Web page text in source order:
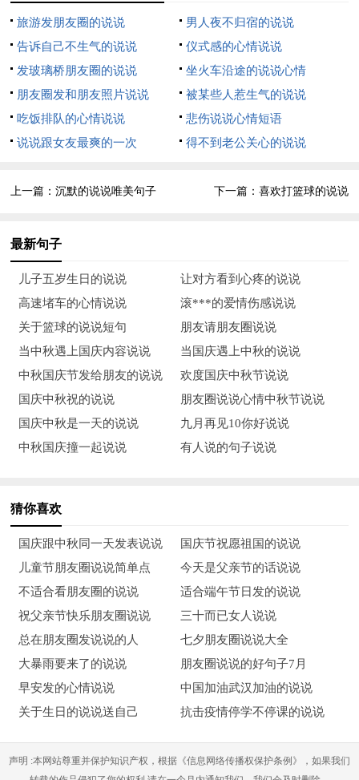
7、身材五大三粗，脸盘圆圆呼呼，走路艰难好似上树，找个女
伴相搀相扶，吃饭要求大滋大补，睡觉好像还打呼噜，看我圆圆
的大肚，跟着我绝不会受苦，日子过的舒舒服服，赛过别人家的
小猪。
9、天空是蓝的，海水是咸的，街上的情侣是让人眼馋的'。人是
平常的，心是善良的，没对象的生活是遭人嫌的。今日征婚：哪
个女子是好心肠的，心甘情愿做哥新娘的。
10、没学历没文化，不会讲笑话，没别墅没宝马，工资八百八，
没拖累没牵挂，只想有个家！
11、本人王本山，今年二十三，已到发情期，欲把恋来谈。工作
在酒店，每天当领班，()工资二千五，模样较一般，住房有一
套，不用愁借钱，想寻一美女，终身来做伴。
会习惯。平日悠闲独自游荡，实在不行偷点小钱，没有其它擅
长，心地还算善良。广集女伴：生活路漫长，过完一天算一天。
13、大女年方28，虽说年纪大了点，可是长相却是貌美如花，
不是我自夸，追我的人满街是，可是没有遇到心中的那个他，希
望有缘人士快快来，赶快把我娶回家！
14、女孩年芳二十八，生活困难缺钱花，今日上网来征婚，希望
找个有钱人，年龄不是距离，身高不是差距，胖廋我也不理，只
要有钱就能和你在一起，没钱千万别和我联系。
15、我的征婚条件不要求，只要求约会时间：单日子不行，双日
子不行；天晴不行，下雨不行，阴天也不行；工作日不行，节假
旅游发朋友圈的说说
男人夜不归宿的说说
告诉自己不生气的说说
仪式感的心情说说
发玻璃桥朋友圈的说说
坐火车沿途的说说心情
朋友圈发和朋友照片说说
被某些人惹生气的说说
吃饭排队的心情说说
悲伤说说心情短语
说说跟女友最爽的一次
得不到老公关心的说说
上一篇：沉默的说说唯美句子 下一篇： 喜欢打篮球的说说
最新句子
儿子五岁生日的说说
让对方看到心疼的说说
高速堵车的心情说说
滚***的爱情伤感说说
关于篮球的说说短句
朋友请朋友圈说说
当中秋遇上国庆内容说说
当国庆遇上中秋的说说
中秋国庆节发给朋友的说说
欢度国庆中秋节说说
国庆中秋祝的说说
朋友圈说说心情中秋节说说
国庆中秋是一天的说说
九月再见10你好说说
中秋国庆撞一起说说
有人说的句子说说
猜你喜欢
国庆跟中秋同一天发表说说
国庆节祝愿祖国的说说
儿童节朋友圈说说简单点
今天是父亲节的话说说
不适合看朋友圈的说说
适合端午节日发的说说
祝父亲节快乐朋友圈说说
三十而已女人说说
总在朋友圈发说说的人
七夕朋友圈说说大全
大暴雨要来了的说说
朋友圈说说的好句子7月
早安发的心情说说
中国加油武汉加油的说说
关于生日的说说送自己
抗击疫情停学不停课的说说
声明 :本网站尊重并保护知识产权，根据《信息网络传播权保护条例》，如果我们